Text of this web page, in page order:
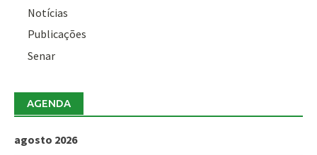
Notícias
Publicações
Senar
AGENDA
agosto 2026